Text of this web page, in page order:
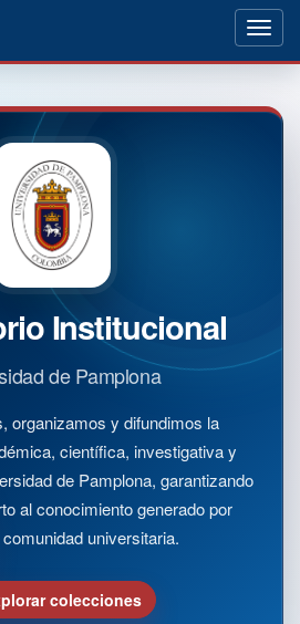
Institucional
de Pamplona
organizamos y difundimos la
científica, investigativa y
de Pamplona, garantizando
al conocimiento generado por
universitaria.
colecciones